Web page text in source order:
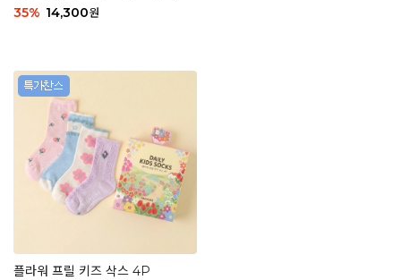
35% 14,300원
플라워 프릴 키즈 삭스 4P